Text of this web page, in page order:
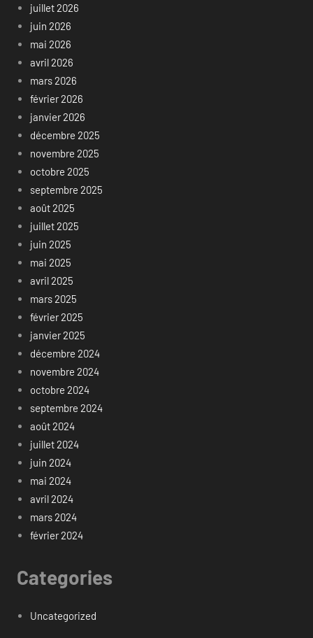
juillet 2026
juin 2026
mai 2026
avril 2026
mars 2026
février 2026
janvier 2026
décembre 2025
novembre 2025
octobre 2025
septembre 2025
août 2025
juillet 2025
juin 2025
mai 2025
avril 2025
mars 2025
février 2025
janvier 2025
décembre 2024
novembre 2024
octobre 2024
septembre 2024
août 2024
juillet 2024
juin 2024
mai 2024
avril 2024
mars 2024
février 2024
Categories
Uncategorized